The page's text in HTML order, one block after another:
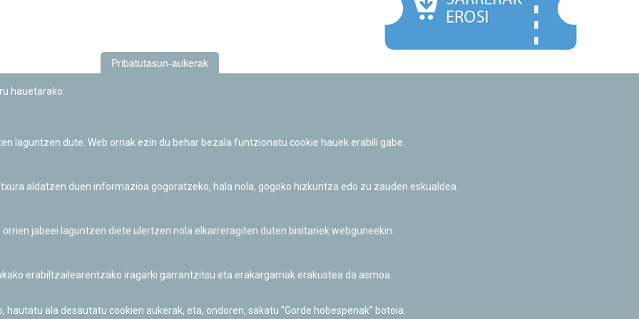
Informazio publikoa eskatzeko baimena
Pribatutasun-aukerak
hauetarako:
laguntzen dute. Web orriak ezin du behar bezala funtzionatu cookie hauek erabili gabe.
aldatzen duen informazioa gogoratzeko, hala nola, gogoko hizkuntza edo zu zauden eskualdea.
jabeei laguntzen diete ulertzen nola elkarreragiten duten bisitariek webguneekin.
erabiltzailearentzako iragarki garrantzitsu eta erakargarriak erakustea da asmoa.
ala desautatu cookien aukerak, eta, ondoren, sakatu "Gorde hobespenak" botoia.